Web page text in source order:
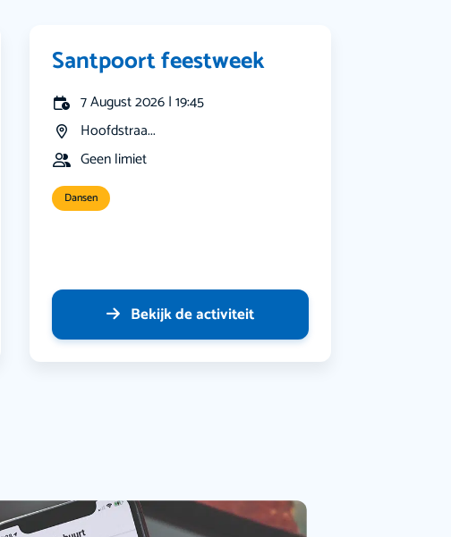
Santpoort feestweek
7 August 2026 | 19:45
Hoofdstraa...
Geen limiet
Dansen
Bekijk de activiteit